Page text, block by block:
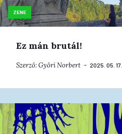
ZENE
Ez mán brutál!
Szerző:Győri Norbert 2025. 05.